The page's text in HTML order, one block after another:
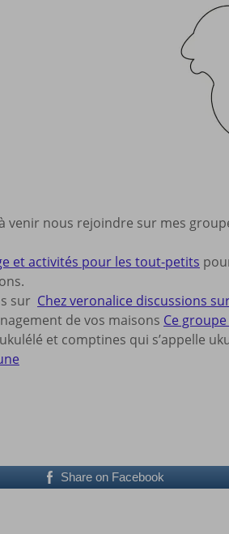
à venir nous rejoindre sur mes
et activités pour les tout-petits
sur Chez veronalice discussions
de vos maisons Ce
et comptines qui s’appelle
Share on Facebook